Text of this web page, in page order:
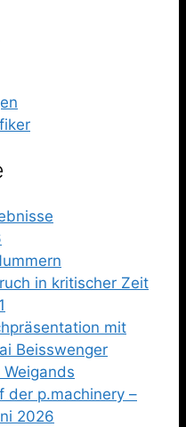
in kritischer Zeit
mit
Beisswenger
der p.machinery –
2026